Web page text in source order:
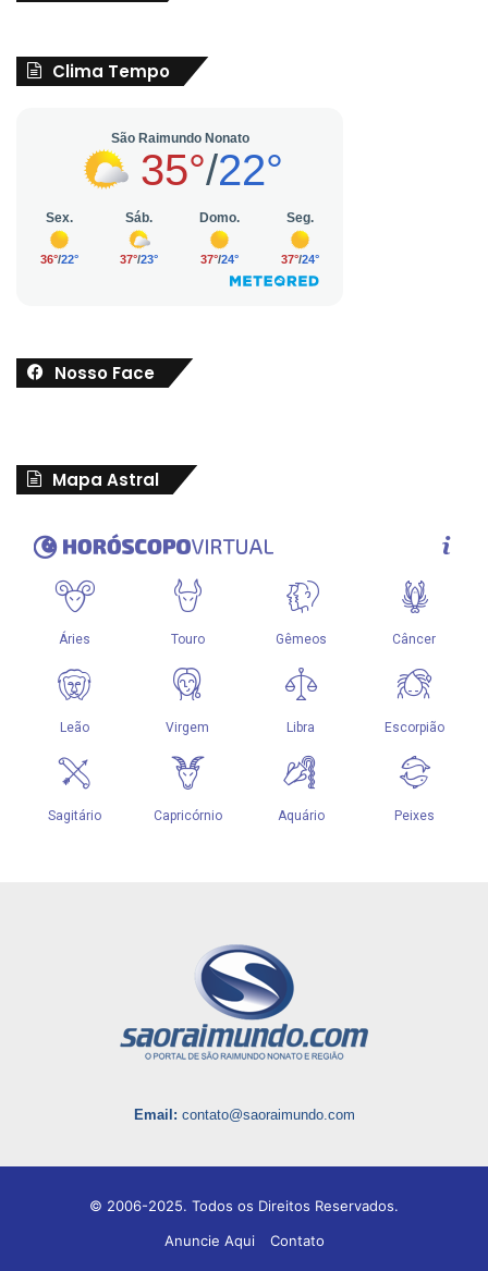
Clima Tempo
Nosso Face
Mapa Astral
Email: contato@saoraimundo.com
© 2006-2025. Todos os Direitos Reservados.
Anuncie Aqui
Contato